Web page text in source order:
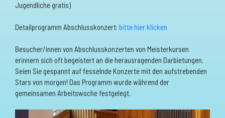
Jugendliche gratis)
Detailprogramm Abschlusskonzert: bitte hier klicken
Besucher/innen von Abschlusskonzerten von Meisterkursen
erinnern sich oft begeistert an die herausragenden Darbietungen.
Seien Sie gespannt auf fesselnde Konzerte mit den aufstrebenden
Stars von morgen! Das Programm wurde während der
gemeinsamen Arbeitswoche festgelegt.